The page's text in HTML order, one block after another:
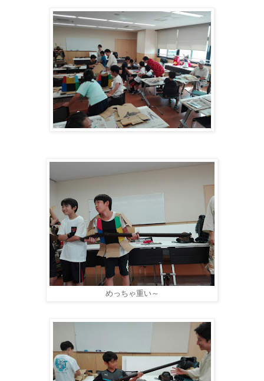
めっちゃ重い～